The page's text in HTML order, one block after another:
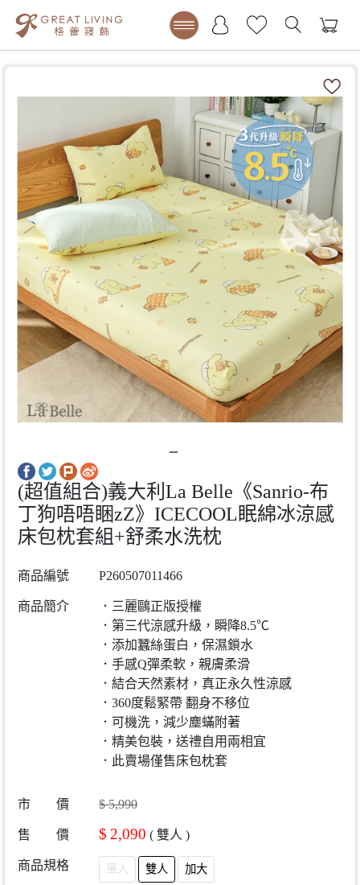
(超值組合)義大利La Belle《Sanrio-布
丁狗唔唔睏zZ》ICECOOL眠綿冰涼感
床包枕套組+舒柔水洗枕
商品編號 P260507011466
商品簡介
．三麗鷗正版授權
．第三代涼感升級，瞬降8.5℃
．添加蠶絲蛋白，保濕鎖水
．手感Q彈柔軟，親膚柔滑
．結合天然素材，真正永久性涼感
．360度鬆緊帶 翻身不移位
．可機洗，減少塵蟎附著
．精美包裝，送禮自用兩相宜
．此賣場僅售床包枕套
市 價 $ 5,990
售 價 $ 2,090 ( 雙人 )
商品規格 單人 雙人 加大